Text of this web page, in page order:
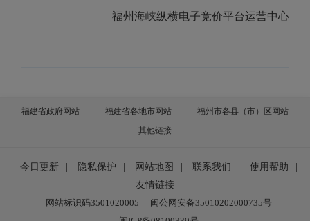
福州海峡纵横电子竞价平台运营中心
福建省政府网站 福建省各地市网站
福州市各县（市）区网站
其他链接
今日更新 隐私保护 网站地图 联系我们 使用帮助
友情链接
网站标识码3501020005
闽公网安备35010202000735号